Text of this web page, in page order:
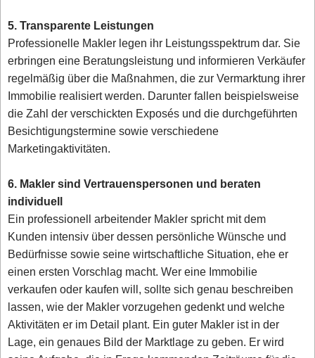
5. Transparente Leistungen
Professionelle Makler legen ihr Leistungsspektrum dar. Sie
erbringen eine Beratungsleistung und informieren Verkäufer
regelmäßig über die Maßnahmen, die zur Vermarktung ihrer
Immobilie realisiert werden. Darunter fallen beispielsweise
die Zahl der verschickten Exposés und die durchgeführten
Besichtigungstermine sowie verschiedene
Marketingaktivitäten.
6. Makler sind Vertrauenspersonen und beraten
individuell
Ein professionell arbeitender Makler spricht mit dem
Kunden intensiv über dessen persönliche Wünsche und
Bedürfnisse sowie seine wirtschaftliche Situation, ehe er
einen ersten Vorschlag macht. Wer eine Immobilie
verkaufen oder kaufen will, sollte sich genau beschreiben
lassen, wie der Makler vorzugehen gedenkt und welche
Aktivitäten er im Detail plant. Ein guter Makler ist in der
Lage, ein genaues Bild der Marktlage zu geben. Er wird